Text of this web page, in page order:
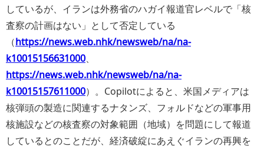
しているが、イランは外務省のハガイ報道官レベルで「核
査察の計画はない」として否定している
（https://news.web.nhk/newsweb/na/na-
k10015156631000、
https://news.web.nhk/newsweb/na/na-
k10015157611000）。Copilotによると、米国メディアは
核弾頭の製造に関連するナタンズ、フォルドなどの軍事用
核施設などの核査察の対象範囲（地域）を問題にして報道
しているとのことだが、経済破綻にあえぐイランの再興を